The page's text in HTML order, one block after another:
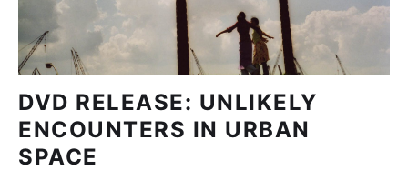
DVD RELEASE: UNLIKELY
ENCOUNTERS IN URBAN
SPACE